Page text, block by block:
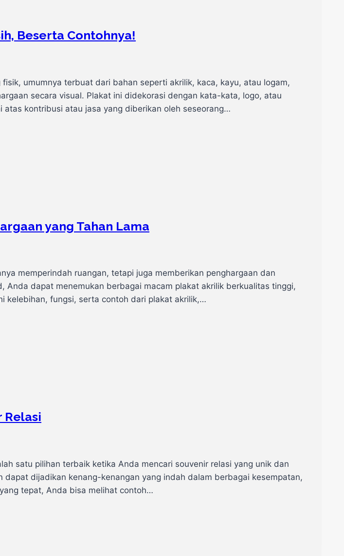
Beserta Contohnya!
umumnya terbuat dari bahan seperti akrilik, kaca, kayu, atau logam,
secara visual. Plakat ini didekorasi dengan kata-kata, logo, atau
kontribusi atau jasa yang diberikan oleh seseorang…
yang Tahan Lama
memperindah ruangan, tetapi juga memberikan penghargaan dan
dapat menemukan berbagai macam plakat akrilik berkualitas tinggi,
kelebihan, fungsi, serta contoh dari plakat akrilik,…
Relasi
satu pilihan terbaik ketika Anda mencari souvenir relasi yang unik dan
dijadikan kenang-kenangan yang indah dalam berbagai kesempatan,
tepat, Anda bisa melihat contoh…